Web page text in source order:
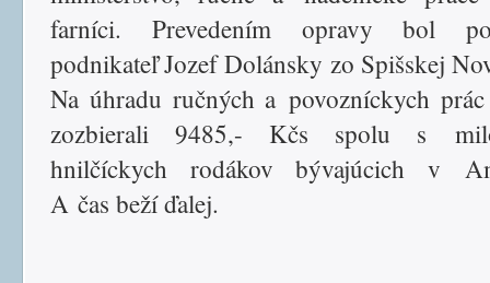
farníci. Prevedením opravy bol
podnikateľ Jozef Dolánsky zo Spišskej
Na úhradu ručných a povozníckych
zozbierali 9485,- Kčs spolu s
hnilčíckych rodákov bývajúcich v
A čas beží ďalej.